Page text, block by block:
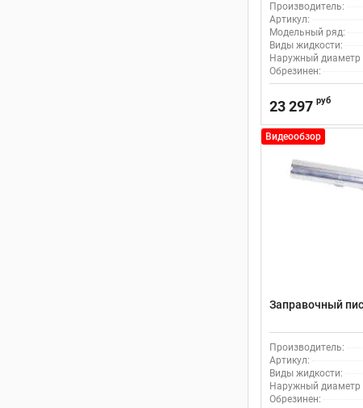
Производитель:
Артикул:
Модельный ряд:
Виды жидкости:
Наружный диаметр
Обрезинен:
23 297 руб
Видеообзор
Заправочный
Производитель:
Артикул:
Виды жидкости:
Наружный диаметр
Обрезинен: